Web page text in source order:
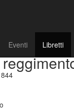
Eventi Libretti